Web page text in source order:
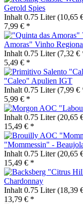
Gerold Spies
Inhalt 0.75 Liter(10,65
7,99 € *
Amoras" Vinho
Inhalt 0.75 Liter(7,32 €
5,49 € *
"Caleo" Apulien IGT
Inhalt 0.75 Liter(7,99 €
5,99 € *
Inhalt 0.75 Liter(20,65
15,49 € *
"Mommessin" -
Inhalt 0.75 Liter(20,65
15,49 € *
Chardonnay
Inhalt 0.75 Liter(18,39
13,79 € *